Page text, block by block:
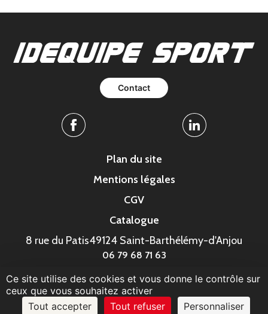
Contact
Facebook Linkedin
Plan du site
Mentions légales
CGV
Catalogue
8 rue du Patis49124 Saint-Barthélémy-d'Anjou
06 79 68 71 63
© MonaGraphic 2023
Ce site utilise des cookies et vous donne le contrôle sur
ceux que vous souhaitez activer
Tout accepter
Tout refuser Personnaliser